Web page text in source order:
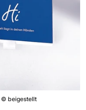
© beigestellt